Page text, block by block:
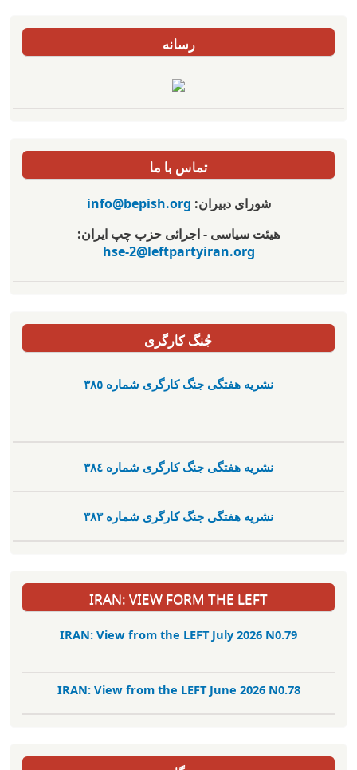
رسانه
تماس با ما
شورای دبیران:info@bepish.org
هیئت سیاسی - اجرائی حزب چپ ایران:
hse-2@leftpartyiran.org
جُنگ کارگری
نشریە هفتگی جنگ کارگری شمارە ٣٨٥
نشریە هفتگی جنگ کارگری شمارە ٣٨٤
نشریە هفتگی جنگ کارگری شمارە ٣٨٣
IRAN: VIEW FORM THE LEFT
IRAN: View from the LEFT July 2026 N0.79
IRAN: View from the LEFT June 2026 N0.78